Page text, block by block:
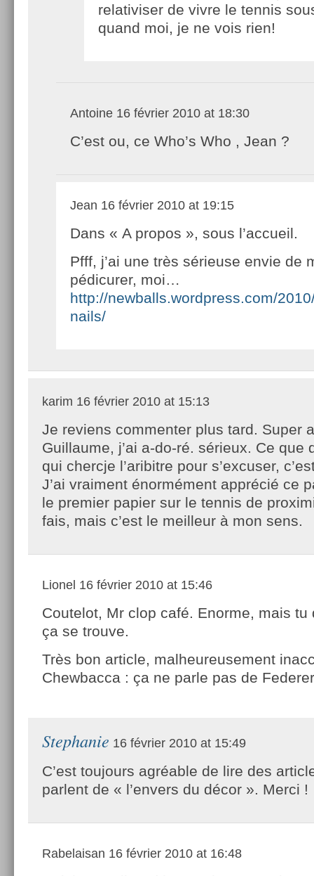
relativiser de vivre le tennis
quand moi, je ne vois rien!
Antoine 16 février 2010 at 18:30
C’est ou, ce Who’s Who , Jean ?
Jean 16 février 2010 at 19:15
Dans « A propos », sous l’accueil.
Pfff, j’ai une très sérieuse envie de
pédicurer, moi…
http://newballs.wordpress.com/
nails/
karim 16 février 2010 at 15:13
Je reviens commenter plus tard. Super
Guillaume, j’ai a-do-ré. sérieux. Ce que
qui chercje l’aribitre pour s’excuser,
J’ai vraiment énormément apprécié ce
le premier papier sur le tennis de
fais, mais c’est le meilleur à mon sens.
Lionel 16 février 2010 at 15:46
Coutelot, Mr clop café. Enorme, mais tu
ça se trouve.
Très bon article, malheureusement
Chewbacca : ça ne parle pas de
Stephanie 16 février 2010 at 15:49
C’est toujours agréable de lire des
parlent de « l’envers du décor ». Merci !
Rabelaisan 16 février 2010 at 16:48